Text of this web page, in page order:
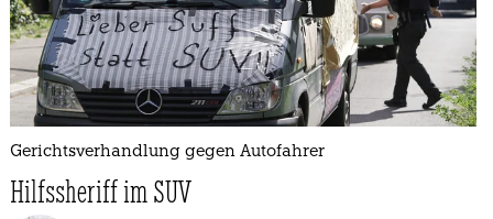
Gerichtsverhandlung gegen Autofahrer
Hilfssheriff im SUV